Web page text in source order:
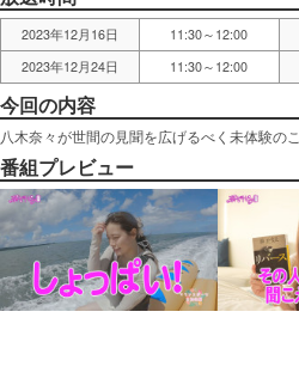
2023年12月16日 11:30～12:00
2023年12月24日
11:30～12:00
今回の内容
八木奈々が世間の見聞を広げるべく未体験の
番組プレビュー